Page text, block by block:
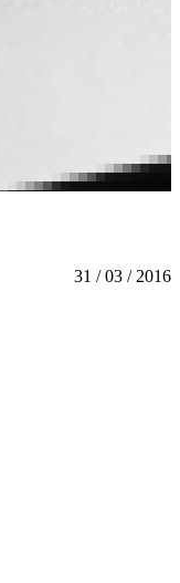
31 / 03 / 2016